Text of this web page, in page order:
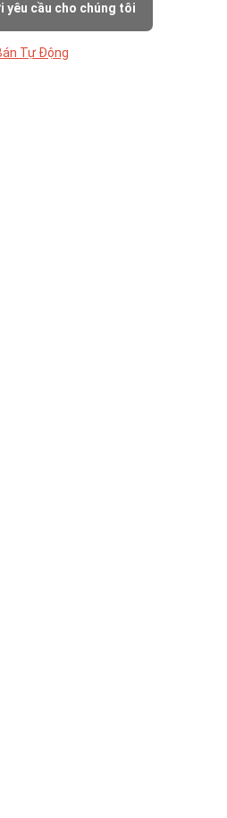
yêu cầu cho chúng tôi
Tự Động